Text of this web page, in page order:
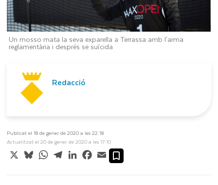
Un mosso mata la seva exparella a Terrassa amb l'arma
reglamentària i després se suïcida
Redacció
Publicat el 18 de gener de 2020 a les 22:18
Actualitzat el 20 de gener de 2020 a les 17:10
X BlueskyWhatsApp
TelegramLinkedInFacebook
Email